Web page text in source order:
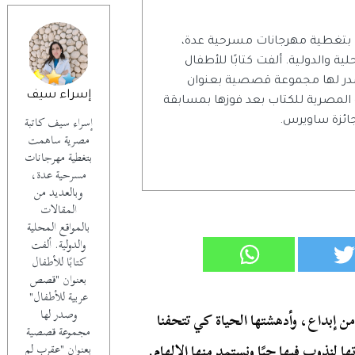
إسراء سيف
إسراء سيف كاتبة
مصرية ساهمت
بتغطية مهرجانات
مسرحية عدة،
وبالعديد من
المقالات
بالمواقع المحلية
والدولية. ألفت
كتابًا للأطفال
بعنوان "قصص
عربية للأطفال"
وصدر لها
مجموعة قصصية
بعنوان "عقرب لم
مهرجانات مسرحية عدة،
والدولية. ألفت كتابًا للأطفال
لها مجموعة قصصية بعنوان
للكتاب بعد فوزها بمسابقة
ساويرس.
وأدهشتها الحياة كي تتحفنا